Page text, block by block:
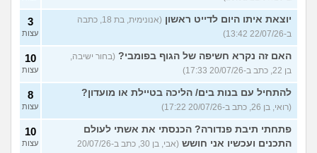
יוצאת איתו היום לדייט ראשון
(אנונימית, בת 18, כתבה
ב-22/07/26 13:42)
3
עצות
האם זה נקרא חשיפה של הגוף בפומבי? (בחור ישיבה,
בן 22, כתב ב-20/07/26 17:33)
10
עצות
להתחיל עם בנות בים/ הליכה בטיילת או מועדון?
(רואי, בן 26, כתב ב-20/07/26 17:22)
8
עצות
פתחתי תיבת פנדורה? הכנסתי את אשתי לעולם
התכנים ועכשיו אני חושש
(אבי, בן 30, כתב ב-20/07/26
10
עצות